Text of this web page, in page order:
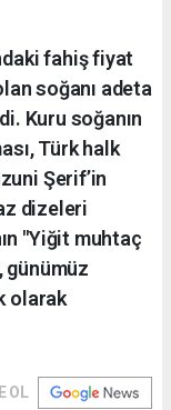
fahiş fiyat
soğanı adeta
Kuru soğanın
Türk halk
Şerif’in
dizeleri
"Yiğit muhtaç
günümüz
olarak
OL